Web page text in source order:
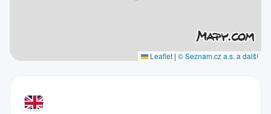
Leaflet | © Seznam.cz a.s. a další